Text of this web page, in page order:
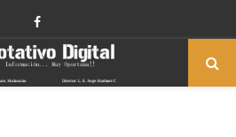
Facebook